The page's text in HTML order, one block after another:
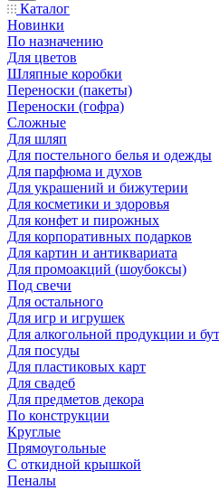
Каталог
Новинки
По назначению
Для цветов
Шляпные коробки
Переноски (пакеты)
Переноски (гофра)
Сложные
Для шляп
Для постельного белья и одежды
Для парфюма и духов
Для украшений и бижутерии
Для косметики и здоровья
Для конфет и пирожных
Для корпоративных подарков
Для картин и антиквариата
Для промоакций (шоубоксы)
Под свечи
Для остального
Для игр и игрушек
Для алкогольной продукции и
Для посуды
Для пластиковых карт
Для свадеб
Для предметов декора
По конструкции
Круглые
Прямоугольные
С откидной крышкой
Пеналы